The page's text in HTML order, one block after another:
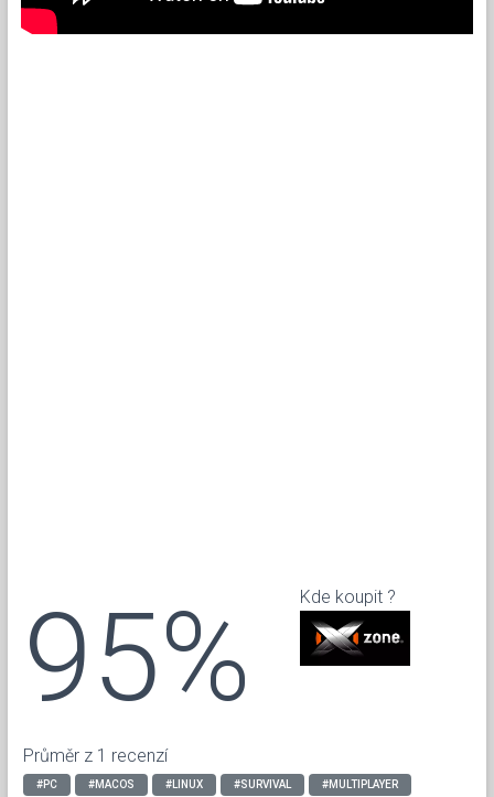
95%
Průměr z 1 recenzí
Kde koupit ?
#PC #MACOS #LINUX #SURVIVAL #MULTIPLAYER